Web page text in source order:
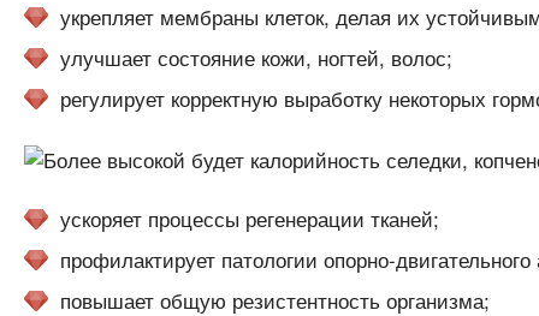
укрепляет мембраны клеток, делая их
улучшает состояние кожи, ногтей, волос;
регулирует корректную выработку некоторых
ускоряет процессы регенерации тканей;
профилактирует патологии опорно-двигательного
повышает общую резистентность организма;